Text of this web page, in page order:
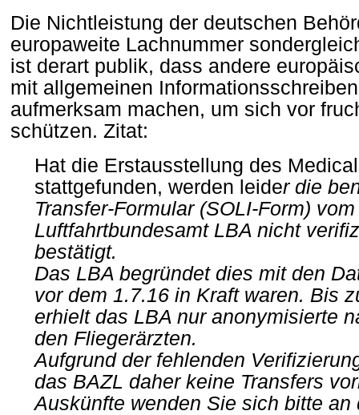
Die Nichtleistung der deutschen
europaweite Lachnummer
ist derart publik, dass andere
mit allgemeinen
aufmerksam machen, um sich vor
schützen. Zitat:
Hat die Erstausstellung des
stattgefunden, werden leider die
Transfer-Formular (SOLI-Form)
Luftfahrtbundesamt LBA nicht
bestätigt.
Das LBA begründet dies mit den
vor dem 1.7.16 in Kraft waren. Bis
erhielt das LBA nur anonymisierte
den Fliegerärzten.
Aufgrund der fehlenden
das BAZL daher keine Transfers
Auskünfte wenden Sie sich bitte an